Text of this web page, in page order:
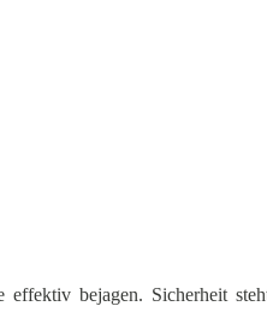
bejagen. Sicherheit